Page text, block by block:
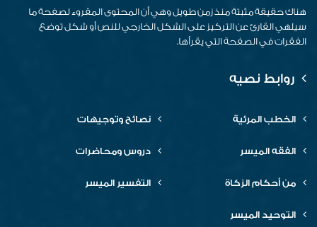
هناك حقيقة مثبتة منذ زمن طويل وهي أن المحتوى المقروء لصفحة ما
سيلهي القارئ عن التركيز على الشكل الخارجي للنص أو شكل توضع
الفقرات في الصفحة التي يقرأها.
روابط نصيه
الخطب المرئية نصائح وتوجيهات
الفقه الميسر دروس ومحاضرات
من أحكام الزكاة التفسير الميسر
التوحيد الميسر